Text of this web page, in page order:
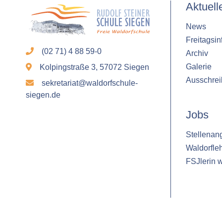
(02 71) 4 88 59-0
Kolpingstraße 3, 57072 Siegen
sekretariat@waldorfschule-
siegen.de
News
Archiv
Galerie
Jobs
FSJlerin
Laufzeit:
1 Jahr
STATISTIK
Statistik Cookies erfassen Informationen
anonym. Diese Informationen helfen uns